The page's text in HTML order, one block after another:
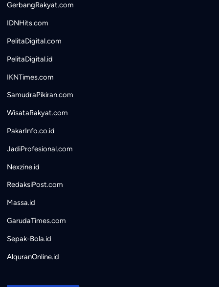
GerbangRakyat.com
IDNHits.com
PelitaDigital.com
PelitaDigital.id
IKNTimes.com
SamudraPikiran.com
WisataRakyat.com
PakarInfo.co.id
JadiProfesional.com
Nexzine.id
RedaksiPost.com
Massa.id
GarudaTimes.com
Sepak-Bola.id
AlquranOnline.id